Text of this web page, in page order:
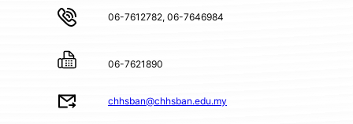
06-7612782, 06-7646984
06-7621890
chhsban@chhsban.edu.my